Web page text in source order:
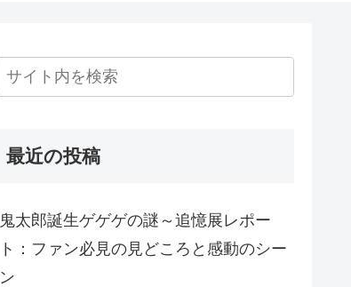
最近の投稿
鬼太郎誕生ゲゲゲの謎～追憶展レポー
ト：ファン必見の見どころと感動のシー
ン